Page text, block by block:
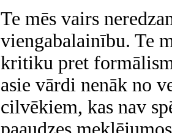
Te mēs vairs
viengabalainību. Te
kritiku pret
asie vārdi nenāk no
cilvēkiem, kas nav